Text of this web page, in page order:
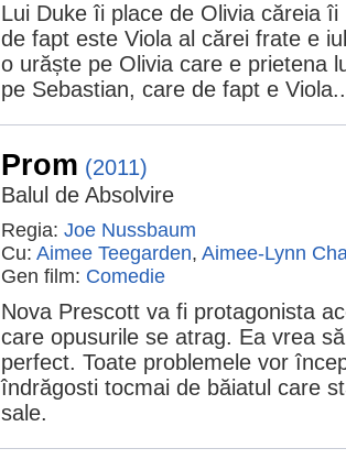
Lui Duke îi place de Olivia căreia
de fapt este Viola al cărei frate e
o urăște pe Olivia care e prietena
pe Sebastian, care de fapt e
Prom (2011)
Balul de Absolvire
Regia: Joe Nussbaum
Cu: Aimee Teegarden, Aimee-Lynn
Gen film: Comedie
Nova Prescott va fi protagonista
care opusurile se atrag. Ea vrea
perfect. Toate problemele vor
îndrăgosti tocmai de băiatul care
sale.